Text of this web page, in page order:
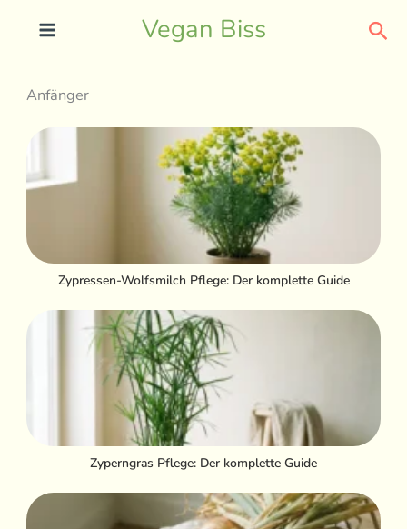
Vegan Biss
Anfänger
Zypressen-Wolfsmilch Pflege: Der komplette Guide
Zyperngras Pflege: Der komplette Guide